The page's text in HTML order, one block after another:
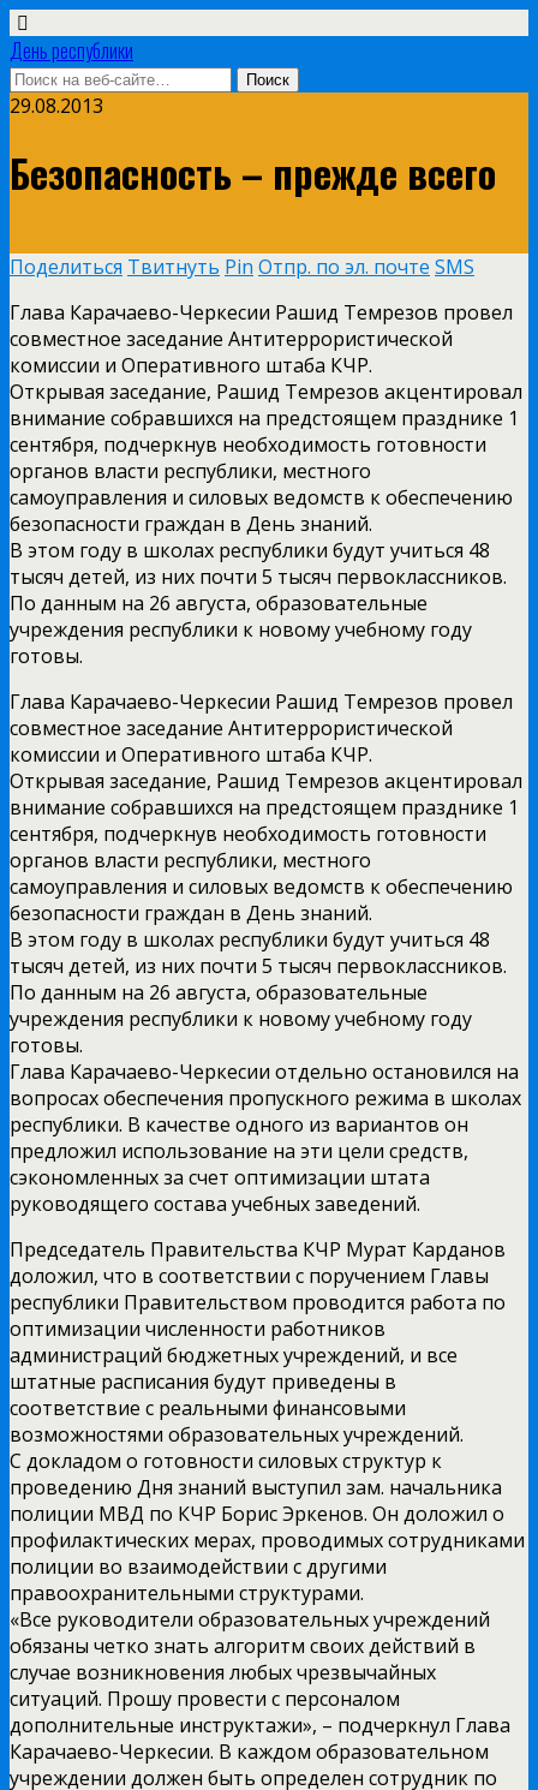
День республики
29.08.2013
Безопасность – прежде всего
Поделиться Твитнуть Pin Отпр. по эл. почте SMS
Глава Карачаево-Черкесии Рашид Темрезов провел
совместное заседание Антитеррористической
комиссии и Оперативного штаба КЧР.
Открывая заседание, Рашид Темрезов акцентировал
внимание собравшихся на предстоящем празднике 1
сентября, подчеркнув необходимость готовности
органов власти республики, местного
самоуправления и силовых ведомств к обеспечению
безопасности граждан в День знаний.
В этом году в школах республики будут учиться 48
тысяч детей, из них почти 5 тысяч первоклассников.
По данным на 26 августа, образовательные
учреждения республики к новому учебному году
готовы.
Глава Карачаево-Черкесии Рашид Темрезов провел
совместное заседание Антитеррористической
комиссии и Оперативного штаба КЧР.
Открывая заседание, Рашид Темрезов акцентировал
внимание собравшихся на предстоящем празднике 1
сентября, подчеркнув необходимость готовности
органов власти республики, местного
самоуправления и силовых ведомств к обеспечению
безопасности граждан в День знаний.
В этом году в школах республики будут учиться 48
тысяч детей, из них почти 5 тысяч первоклассников.
По данным на 26 августа, образовательные
учреждения республики к новому учебному году
готовы.
Глава Карачаево-Черкесии отдельно остановился на
вопросах обеспечения пропускного режима в школах
республики. В качестве одного из вариантов он
предложил использование на эти цели средств,
сэкономленных за счет оптимизации штата
руководящего состава учебных заведений.
Председатель Правительства КЧР Мурат Карданов
доложил, что в соответствии с поручением Главы
республики Правительством проводится работа по
оптимизации численности работников
администраций бюджетных учреждений, и все
штатные расписания будут приведены в
соответствие с реальными финансовыми
возможностями образовательных учреждений.
С докладом о готовности силовых структур к
проведению Дня знаний выступил зам. начальника
полиции МВД по КЧР Борис Эркенов. Он доложил о
профилактических мерах, проводимых сотрудниками
полиции во взаимодействии с другими
правоохранительными структурами.
«Все руководители образовательных учреждений
обязаны четко знать алгоритм своих действий в
случае возникновения любых чрезвычайных
ситуаций. Прошу провести с персоналом
дополнительные инструктажи», – подчеркнул Глава
Карачаево-Черкесии. В каждом образовательном
учреждении должен быть определен сотрудник по